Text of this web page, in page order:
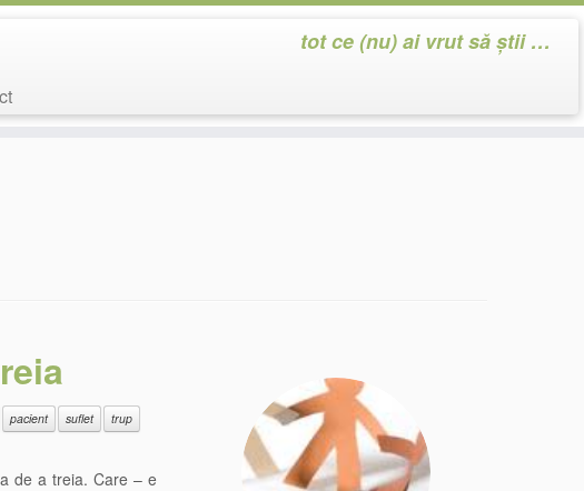
tot ce (nu) ai vrut să știi …
pacient suflet trup
de a treia. Care – e